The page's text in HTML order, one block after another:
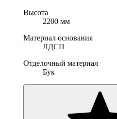
Высота
2200 мм
Материал основания
ЛДСП
Отделочный материал
Бук